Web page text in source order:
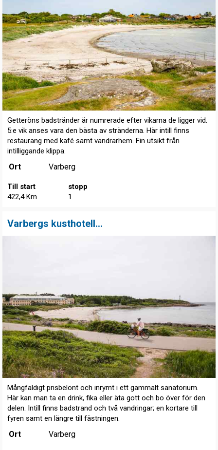
Getteröns badstränder är numrerade efter vikarna de ligger vid.
5:e vik anses vara den bästa av stränderna. Här intill finns
restaurang med kafé samt vandrarhem. Fin utsikt från
intilliggande klippa.
Ort Varberg
Till start
422,4 Km
stopp
1
Varbergs kusthotell...
Mångfaldigt prisbelönt och inrymt i ett gammalt sanatorium.
Här kan man ta en drink, fika eller äta gott och bo över för den
delen. Intill finns badstrand och två vandringar; en kortare till
fyren samt en längre till fästningen.
Ort Varberg